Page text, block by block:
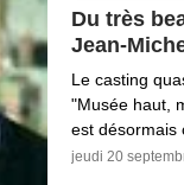
Du très
Jean-
Le casting
"Musée haut,
est désormais
jeudi 20